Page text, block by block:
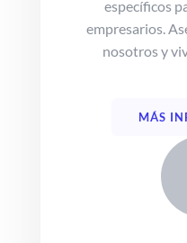
específicos
empresarios.
nosotros y
MÁS